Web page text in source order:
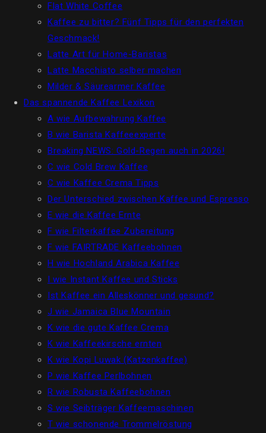
Flat White Coffee
Kaffee zu bitter? Fünf Tipps für den perfekten
Geschmack!
Latte Art für Home-Baristas
Latte Macchiato selber machen
Milder & Säurearmer Kaffee
Das spannende Kaffee Lexikon
A wie Aufbewahrung Kaffee
B wie Barista Kaffeeexperte
Breaking NEWS: Gold-Regen auch in 2026!
C wie Cold Brew Kaffee
C wie Kaffee Crema Tipps
Der Unterschied zwischen Kaffee und Espresso
E wie die Kaffee Ernte
F wie Filterkaffee Zubereitung
F wie FAIRTRADE Kaffeebohnen
H wie Hochland Arabica Kaffee
I wie Instant Kaffee und Sticks
Ist Kaffee ein Alleskönner und gesund?
J wie Jamaica Blue Mountain
K wie die gute Kaffee Crema
K wie Kaffeekirsche ernten
K wie Kopi Luwak (Katzenkaffee)
P wie Kaffee Perlbohnen
R wie Robusta Kaffeebohnen
S wie Seibträger Kaffeemaschinen
T wie schonende Trommelröstung